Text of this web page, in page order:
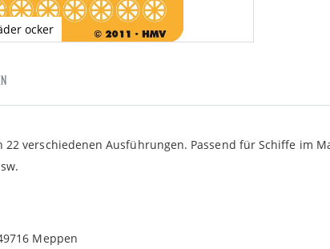
ocker
verschiedenen Ausführungen. Passend für Schiffe im
Meppen